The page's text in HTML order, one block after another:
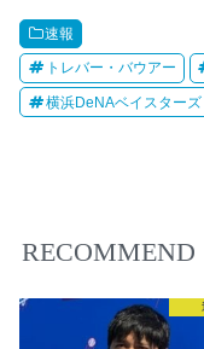
速報
トレバー・バウアー
横浜DeNAベイスターズ
RECOMMEND